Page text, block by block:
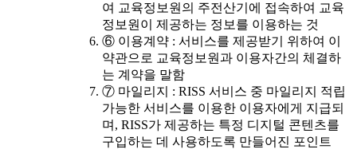
여 교육정보원의 주전산기에 접속하여 교육
정보원이 제공하는 정보를 이용하는 것
⑥ 이용계약 : 서비스를 제공받기 위하여 이
약관으로 교육정보원과 이용자간의 체결하
는 계약을 말함
⑦ 마일리지 : RISS 서비스 중 마일리지 적립
가능한 서비스를 이용한 이용자에게 지급되
며, RISS가 제공하는 특정 디지털 콘텐츠를
구입하는 데 사용하도록 만들어진 포인트